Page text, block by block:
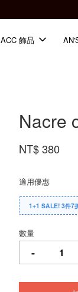
ACC 飾品
Nacre
NT$ 380
適用優惠
1+1 SALE! 3件7
數量
-